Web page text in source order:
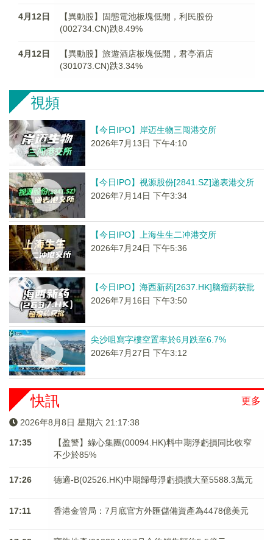
4月12日
【異動股】固態電池板塊低開，利民股份
(002734.CN)跌8.49%
4月12日
【異動股】旅遊酒店板塊低開，君亭酒店
(301073.CN)跌3.34%
視頻
【今日IPO】岸迈生物三闯港交所
2026年7月13日 下午4:10
【今日IPO】视源股份[2841.SZ]递表港交所
2026年7月14日 下午3:34
【今日IPO】上海生生二冲港交所
2026年7月24日 下午5:36
【今日IPO】海西新药[2637.HK]脑瘤药获批
2026年7月16日 下午3:50
尖沙咀寫字樓空置率於6月跌至6.7%
2026年7月27日 下午3:12
更多
快訊
2026年8月8日 星期六 21:17:38
17:35
【盈警】綠心集團(00094.HK)料中期淨虧損同比收窄
不少於85%
17:26 德適-B(02526.HK)中期歸母淨虧損擴大至5588.3萬元
17:11 香港金管局：7月底官方外匯儲備資產為4478億美元